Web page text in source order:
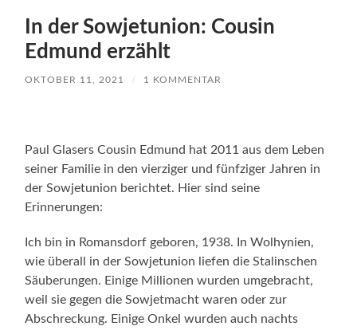
In der Sowjetunion: Cousin
Edmund erzählt
OKTOBER 11, 2021 / 1 KOMMENTAR
Paul Glasers Cousin Edmund hat 2011 aus dem Leben
seiner Familie in den vierziger und fünfziger Jahren in
der Sowjetunion berichtet. Hier sind seine
Erinnerungen:
Ich bin in Romansdorf geboren, 1938. In Wolhynien,
wie überall in der Sowjetunion liefen die Stalinschen
Säuberungen. Einige Millionen wurden umgebracht,
weil sie gegen die Sowjetmacht waren oder zur
Abschreckung. Einige Onkel wurden auch nachts